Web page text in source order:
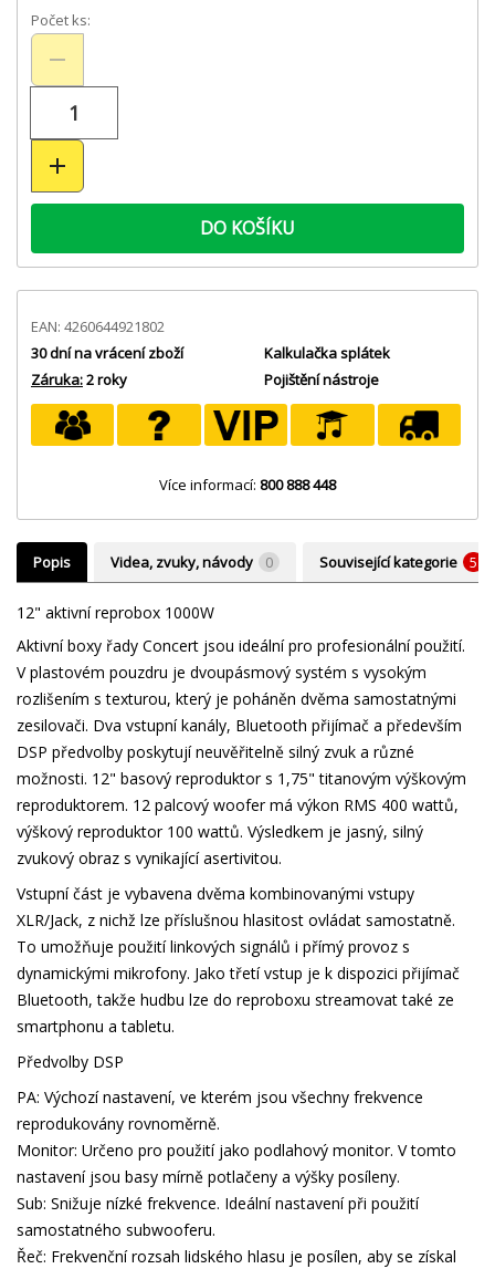
Počet ks:
DO KOŠÍKU
EAN: 4260644921802
30 dní na vrácení zboží
Záruka:2 roky
Kalkulačka splátek
Pojištění nástroje
Více informací: 800 888 448
Popis Videa, zvuky, návody 0 Související kategorie 5
12" aktivní reprobox 1000W
Aktivní boxy řady Concert jsou ideální pro profesionální použití.
V plastovém pouzdru je dvoupásmový systém s vysokým
rozlišením s texturou, který je poháněn dvěma samostatnými
zesilovači. Dva vstupní kanály, Bluetooth přijímač a především
DSP předvolby poskytují neuvěřitelně silný zvuk a různé
možnosti. 12" basový reproduktor s 1,75" titanovým výškovým
reproduktorem. 12 palcový woofer má výkon RMS 400 wattů,
výškový reproduktor 100 wattů. Výsledkem je jasný, silný
zvukový obraz s vynikající asertivitou.
Vstupní část je vybavena dvěma kombinovanými vstupy
XLR/Jack, z nichž lze příslušnou hlasitost ovládat samostatně.
To umožňuje použití linkových signálů i přímý provoz s
dynamickými mikrofony. Jako třetí vstup je k dispozici přijímač
Bluetooth, takže hudbu lze do reproboxu streamovat také ze
smartphonu a tabletu.
Předvolby DSP
PA: Výchozí nastavení, ve kterém jsou všechny frekvence
reprodukovány rovnoměrně.
Monitor: Určeno pro použití jako podlahový monitor. V tomto
nastavení jsou basy mírně potlačeny a výšky posíleny.
Sub: Snižuje nízké frekvence. Ideální nastavení při použití
samostatného subwooferu.
Řeč: Frekvenční rozsah lidského hlasu je posílen, aby se získal